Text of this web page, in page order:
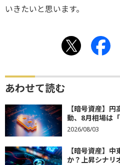
いきたいと思います。
あわせて読む
【暗号資産】
動、8月相場は
2026/08/03
【暗号資産】
か？上昇シナリ